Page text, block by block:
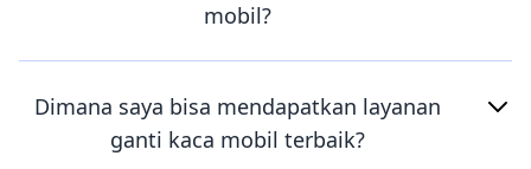
mobil?
Dimana saya bisa mendapatkan layanan
ganti kaca mobil terbaik?